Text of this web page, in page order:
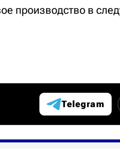
производство в
Telegram